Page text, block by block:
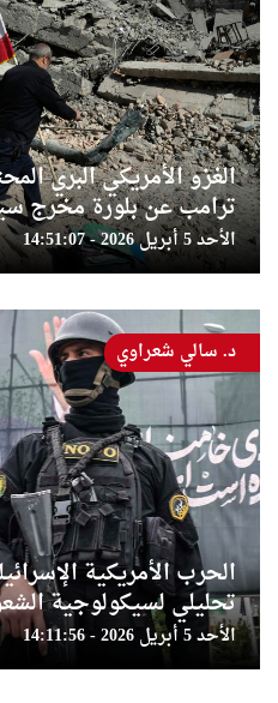
الغزو الأمريكي البري
ترامب عن بلورة مخرج
الأحد 5 أبريل 2026 - 14:51:07
الحرب الأمريكية
تحليلي لسيكولوجية
الأحد 5 أبريل 2026 - 14:11:56
د. سالي شعراوي